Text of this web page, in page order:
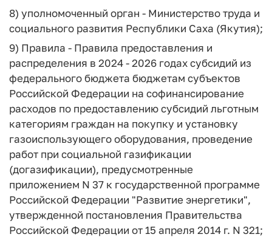
8) уполномоченный орган - Министерство труда и
социального развития Республики Саха (Якутия);
9) Правила - Правила предоставления и
распределения в 2024 - 2026 годах субсидий из
федерального бюджета бюджетам субъектов
Российской Федерации на софинансирование
расходов по предоставлению субсидий льготным
категориям граждан на покупку и установку
газоиспользующего оборудования, проведение
работ при социальной газификации
(догазификации), предусмотренные
приложением N 37 к государственной программе
Российской Федерации "Развитие энергетики",
утвержденной постановления Правительства
Российской Федерации от 15 апреля 2014 г. N 321;